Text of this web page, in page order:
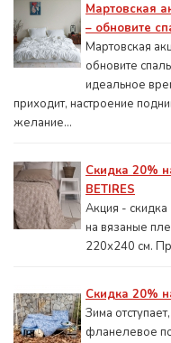
Мартовская
– обновите
Мартовская
обновите
идеальное
приходит, настроение
желание...
Скидка 20%
BETIRES
Акция -
на вязаные
220х240 см.
Скидка 20%
Зима
фланелевое